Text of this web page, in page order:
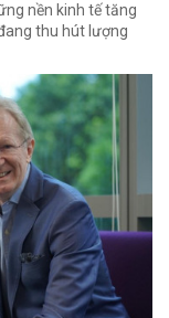
nền kinh tế tăng
thu hút lượng